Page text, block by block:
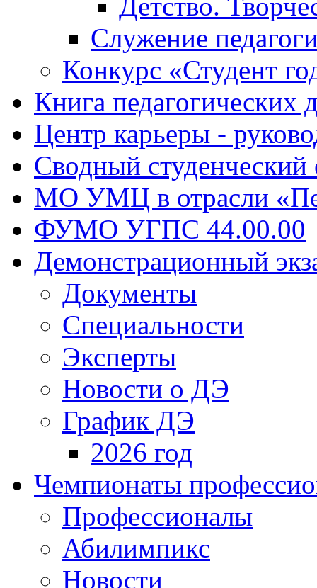
Детство.
Служение
Конкурс «Студент
Книга педагогических
Центр карьеры -
Сводный
МО УМЦ в отрасли
ФУМО УГПС 44.00.00
Демонстрационный
Документы
Специальности
Эксперты
Новости о ДЭ
График ДЭ
2026 год
Чемпионаты
Профессионалы
Абилимпикс
Новости